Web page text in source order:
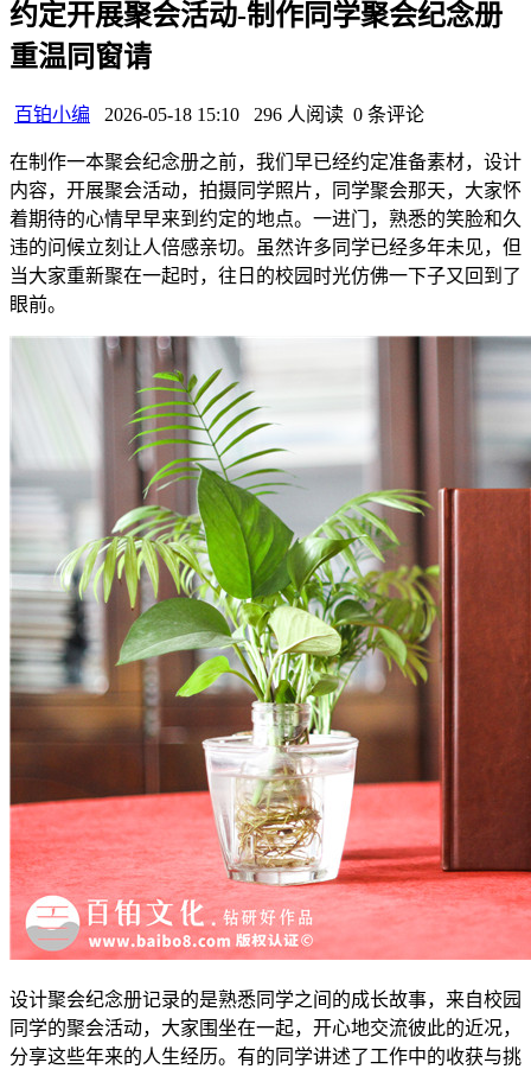
约定开展聚会活动-制作同学聚会纪念册
重温同窗请
百铂小编 2026-05-18 15:10 296 人阅读 0 条评论
在制作一本聚会纪念册之前，我们早已经约定准备素材，设计
内容，开展聚会活动，拍摄同学照片，同学聚会那天，大家怀
着期待的心情早早来到约定的地点。一进门，熟悉的笑脸和久
违的问候立刻让人倍感亲切。虽然许多同学已经多年未见，但
当大家重新聚在一起时，往日的校园时光仿佛一下子又回到了
眼前。
设计聚会纪念册记录的是熟悉同学之间的成长故事，来自校园
同学的聚会活动，大家围坐在一起，开心地交流彼此的近况，
分享这些年来的人生经历。有的同学讲述了工作中的收获与挑